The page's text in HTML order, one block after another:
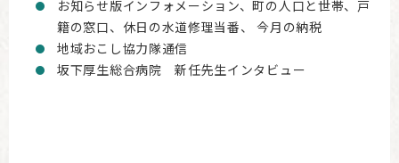
お知らせ版インフォメーション、町の人口と世帯、戸
籍の窓口、休日の水道修理当番、 今月の納税
地域おこし協力隊通信
坂下厚生総合病院 新任先生インタビュー